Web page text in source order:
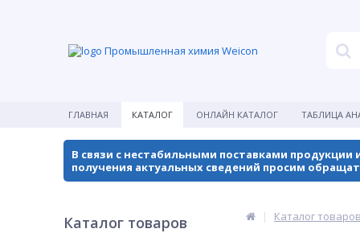
Промышленная химия Weicon
ГЛАВНАЯ КАТАЛОГ ОНЛАЙН КАТАЛОГ ТАБЛИЦА
В связи с нестабильными поставками
получения актуальных сведений просим
Каталог товаров Каталог